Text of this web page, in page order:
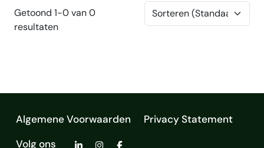
Getoond 1-0 van 0
resultaten
Algemene Voorwaarden
Privacy Statement
Volg ons